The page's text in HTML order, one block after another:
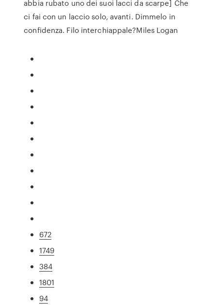
abbia rubato uno dei suoi lacci da scarpe] Che
ci fai con un laccio solo, avanti. Dimmelo in
confidenza. Filo interchiappale?Miles Logan
672
1749
384
1801
94